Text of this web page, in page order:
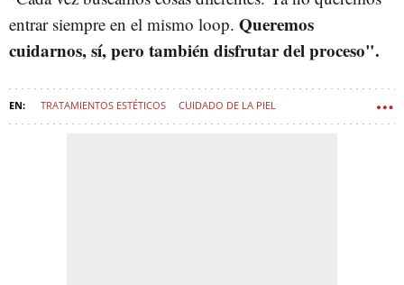
entrar siempre en el mismo loop. Queremos
cuidarnos, sí, pero también disfrutar del proceso".
TRATAMIENTOS ESTÉTICOS CUIDADO DE LA PIEL